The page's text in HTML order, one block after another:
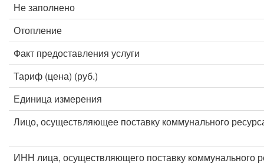
Не заполнено
Отопление
Факт предоставления услуги
Тариф (цена) (руб.)
Единица измерения
Лицо, осуществляющее поставку коммунального
ИНН лица, осуществляющего поставку коммунального